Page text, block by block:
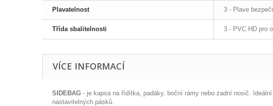
Plavatelnost 3 - Plave
Třída sbalitelnosti 3 - PVC HD pro
VÍCE INFORMACÍ
SIDEBAG - je kapsa na řídítka, padáky, boční rámy nebo zadní nosič.
nastavitelných pásků.